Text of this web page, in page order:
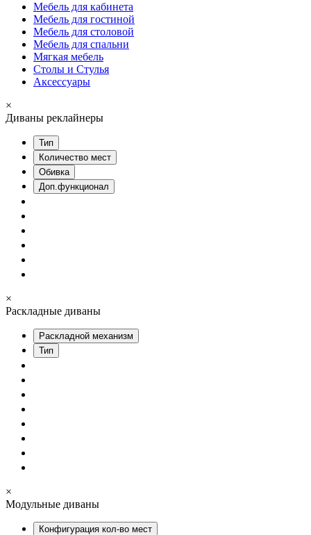
Мебель для кабинета
Мебель для гостиной
Мебель для столовой
Мебель для спальни
Мягкая мебель
Столы и Стулья
Аксессуары
×
Диваны реклайнеры
Тип
Количество мест
Обивка
Доп.функционал
×
Раскладные диваны
Раскладной механизм
Тип
×
Модульные диваны
Конфигурация кол-во мест